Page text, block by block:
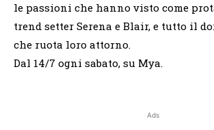
le passioni che hanno visto come
trend setter Serena e Blair, e tutto il
che ruota loro attorno.
Dal 14/7 ogni sabato, su Mya.
Ads